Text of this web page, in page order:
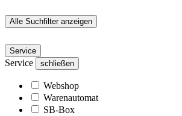
Alle Suchfilter anzeigen
Service
Service schließen
Webshop
Warenautomat
SB-Box